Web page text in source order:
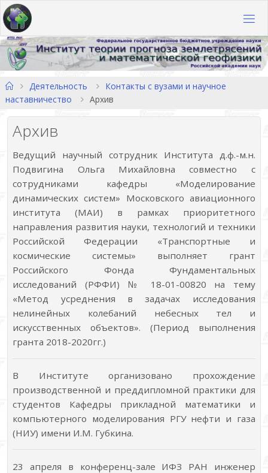
Перейти
к
содержимому
ГлавнаяДеятельность
Контакты с вузами и научное
наставничество
Архив
Архив
Ведущий научный сотрудник Института д.ф.-м.н.
Подвигина Ольга Михайловна совместно с
сотрудниками кафедры «Моделирование
динамических систем» Московского авиационного
института (МАИ) в рамках приоритетного
направления развития науки, технологий и техники
Российской Федерации «Транспортные и
космические системы» выполняет грант
Российского Фонда Фундаментальных
исследований (РФФИ) № 18-01-00820 на тему
«Метод усреднения в задачах исследования
нелинейных колебаний небесных тел и
искусственных объектов». (Период выполнения
гранта 2018-2020гг.)
В Институте организовано прохождение
производственной и преддипломной практики для
студентов Кафедры прикладной математики и
компьютерного моделирования РГУ нефти и газа
(НИУ) имени И.М. Губкина.
23 апреля в конференц-зале ИФЗ РАН инженер